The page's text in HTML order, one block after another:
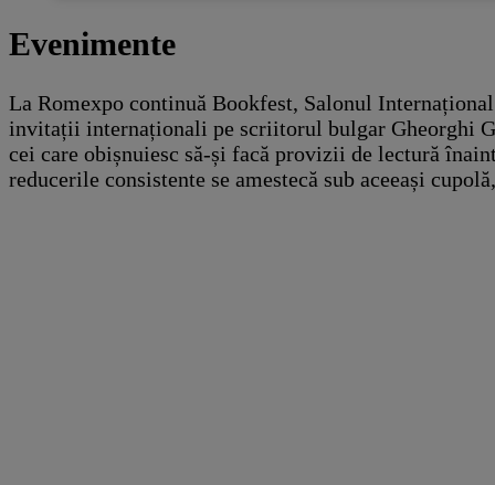
Evenimente
La Romexpo continuă Bookfest, Salonul
invitații internaționali pe scriitorul bulgar Gheorghi
cei care obișnuiesc să-și facă provizii de lectură
reducerile consistente se amestecă sub aceeași